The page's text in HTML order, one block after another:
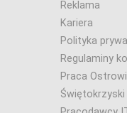
Reklama
Kariera
Polityka
Regulaminy
Praca
Świętokrzyski